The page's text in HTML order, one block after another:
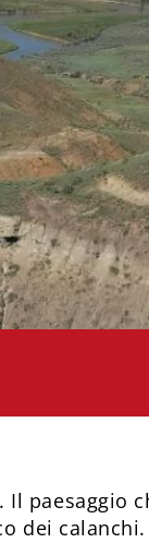
paesaggio
dei